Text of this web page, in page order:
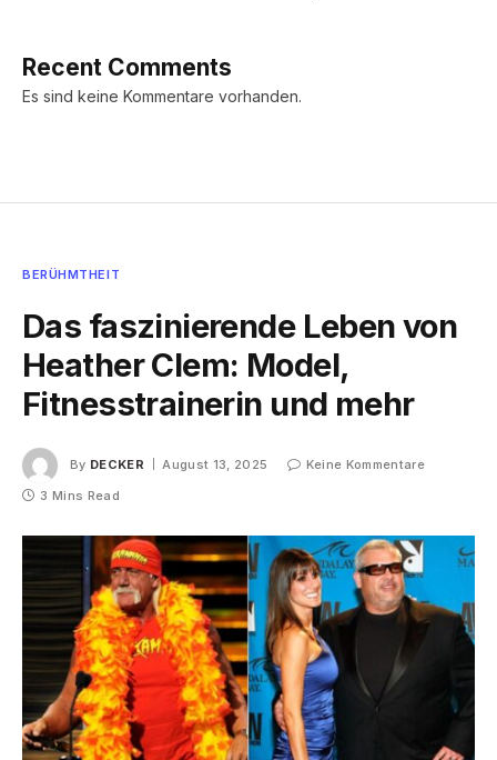
Recent Comments
Es sind keine Kommentare vorhanden.
BERÜHMTHEIT
Das faszinierende Leben von
Heather Clem: Model,
Fitnesstrainerin und mehr
By DECKER August 13, 2025
Keine Kommentare
3 Mins Read